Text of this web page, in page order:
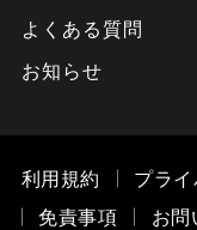
よくある質問
お知らせ
利用規約
プラ
免責事項
お問